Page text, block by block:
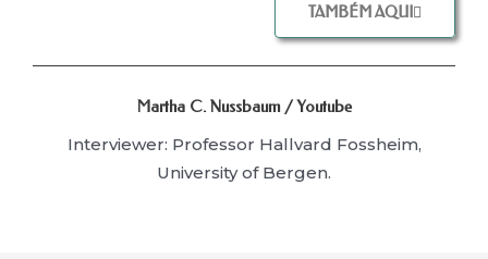
TAMBÉM AQUI
Martha C. Nussbaum / Youtube
Interviewer: Professor Hallvard Fossheim,
University of Bergen.